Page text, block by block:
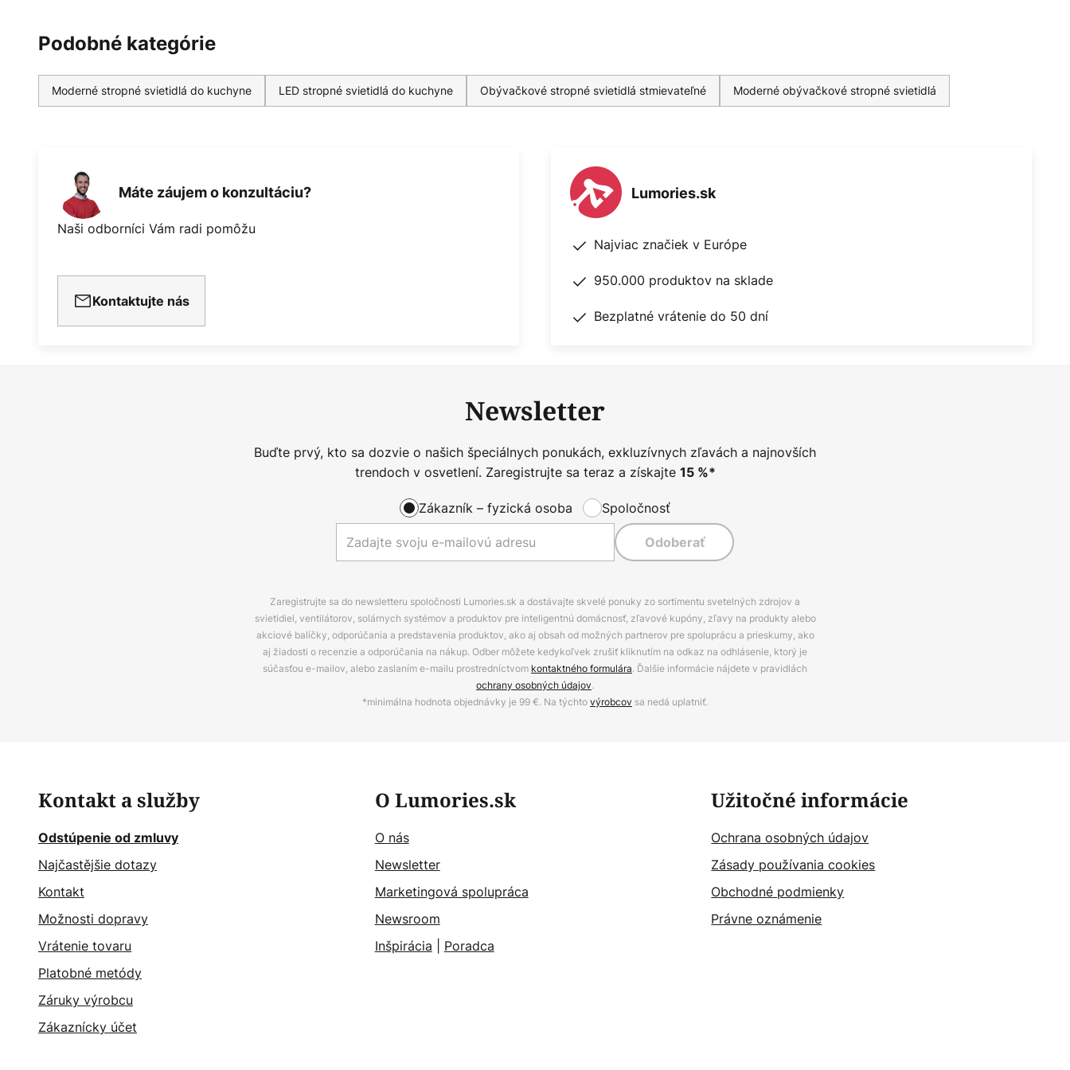
Podobné kategórie
Moderné stropné svietidlá do kuchyne LED stropné svietidlá do kuchyne Obývačkové stropné svietidlá stmievateľné Moderné obývačkové stropné svietidlá
Máte záujem o konzultáciu?
Naši odborníci Vám radi pomôžu
Kontaktujte nás
Lumories.sk
Najviac značiek v Európe
950.000 produktov na sklade
Bezplatné vrátenie do 50 dní
Newsletter
Buďte prvý, kto sa dozvie o našich špeciálnych ponukách, exkluzívnych zľavách a najnovších
trendoch v osvetlení. Zaregistrujte sa teraz a získajte 15%*
Zákazník – fyzická osoba Spoločnosť
Odoberať
Zaregistrujte sa do newsletteru spoločnosti Lumories.sk a dostávajte skvelé ponuky zo sortimentu svetelných zdrojov a
svietidiel, ventilátorov, solárnych systémov a produktov pre inteligentnú domácnosť, zľavové kupóny, zľavy na produkty alebo
akciové balíčky, odporúčania a predstavenia produktov, ako aj obsah od možných partnerov pre spoluprácu a prieskumy, ako
aj žiadosti o recenzie a odporúčania na nákup. Odber môžete kedykoľvek zrušiť kliknutím na odkaz na odhlásenie, ktorý je
súčasťou e-mailov, alebo zaslaním e-mailu prostredníctvom kontaktného formulára. Ďalšie informácie nájdete v pravidlách
ochrany osobných údajov.
*minimálna hodnota objednávky je 99 €. Na týchtovýrobcov sa nedá uplatniť.
Kontakt a služby
Odstúpenie od zmluvy
Najčastějšie dotazy
Kontakt
Možnosti dopravy
Vrátenie tovaru
Platobné metódy
Záruky výrobcu
Zákaznícky účet
O Lumories.sk
O nás
Newsletter
Marketingová spolupráca
Newsroom
Inšpirácia
Poradca
Užitočné informácie
Ochrana osobných údajov
Zásady používania cookies
Obchodné podmienky
Právne oznámenie